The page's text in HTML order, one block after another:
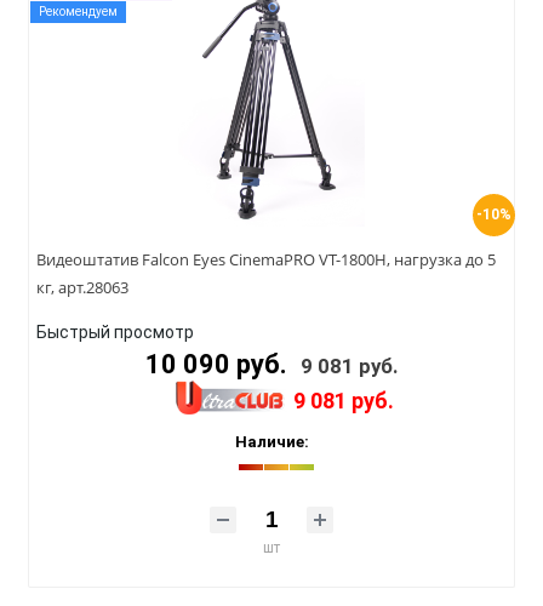
-10%
Рекомендуем
Видеоштатив Falcon Eyes CinemaPRO VT-1800H, нагрузка до 5
кг, арт.28063
Быстрый просмотр
10 090 руб. 9 081 руб.
9 081 руб.
Наличие:
шт